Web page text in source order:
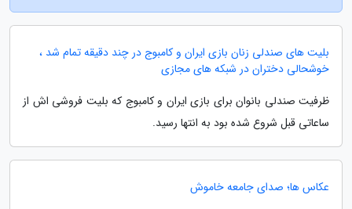
بلیت های صندلی زنان بازی ایران و کامبوج در چند دقیقه تمام شد ،
خوشحالی دختران در شبکه های مجازی
ظرفیت صندلی بانوان برای بازی ایران و کامبوج که بلیت فروشی اش از
ساعاتی قبل شروع شده بود به انتها رسید.
عکاس ها؛ صدای جامعه خاموش